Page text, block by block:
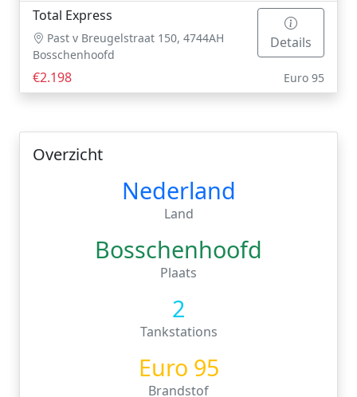
Total Express
Past v Breugelstraat 150, 4744AH
Bosschenhoofd
Details
€2.198
Euro 95
Overzicht
Nederland
Land
Bosschenhoofd
Plaats
2
Tankstations
Euro 95
Brandstof